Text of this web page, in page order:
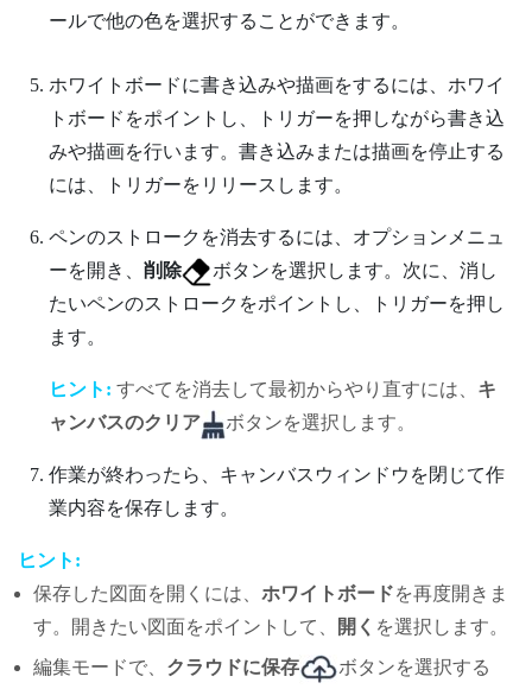
ールで他の色を選択することができます。
ホワイトボードに書き込みや描画をするには、ホワイ
トボードをポイントし、
トリガーを押しながら書き込
みや描画を行います。書き込みまたは描画を停止する
には、
トリガーをリリースします。
ペンのストロークを消去するには、 オプションメニュ
ーを開き、 削除
ボタンを選択します。次に、消し
たいペンのストロークをポイントし、
トリガーを押し
ます。
ヒント: すべてを消去して最初からやり直すには、 キ
ャンバスのクリア
ボタンを選択します。
作業が終わったら、キャンバスウィンドウを閉じて作
業内容を保存します。
ヒント:
保存した図面を開くには、 ホワイトボードを再度開きま
す。開きたい図面をポイントして、
開く を選択します。
編集モードで、 クラウドに保存
ボタンを選択する